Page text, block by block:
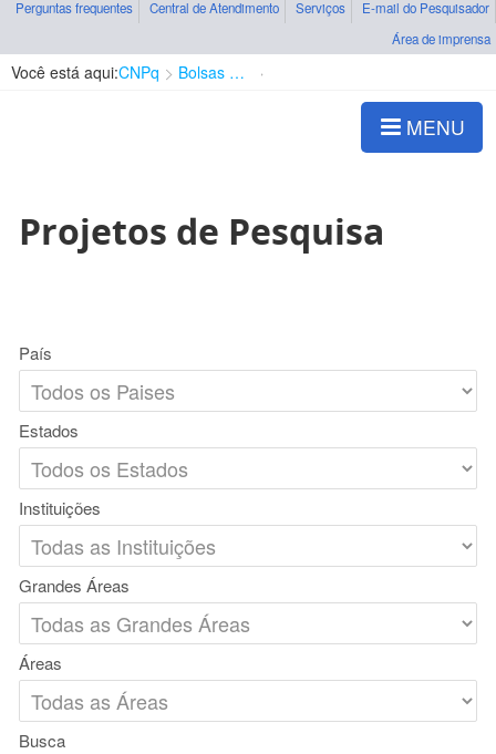
Perguntas frequentes Central de Atendimento Serviços
E-mail do Pesquisador
Área de imprensa
Você está aqui:CNPq Bolsas e Auxílios Vigentes
MENU
Projetos de Pesquisa
País
Estados
Instituições
Grandes Áreas
Áreas
Busca